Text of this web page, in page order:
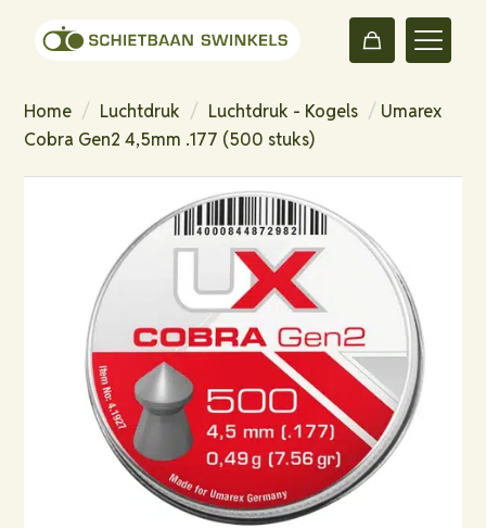
Home / Luchtdruk / Luchtdruk - Kogels / Umarex
Cobra Gen2 4,5mm .177 (500 stuks)